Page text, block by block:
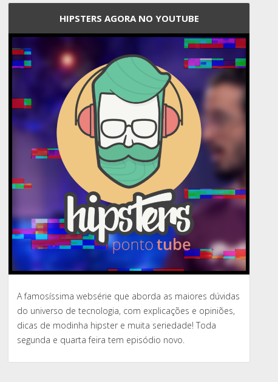
HIPSTERS AGORA NO YOUTUBE
A famosíssima websérie que aborda as maiores dúvidas
do universo de tecnologia, com explicações e opiniões,
dicas de modinha hipster e muita seriedade! Toda
segunda e quarta feira tem episódio novo.